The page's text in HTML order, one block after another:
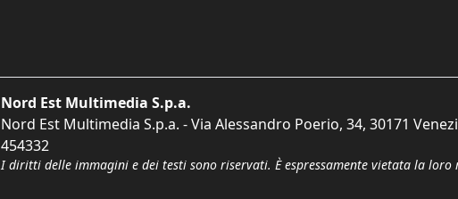
Nord Est Multimedia S.p.a.
Nord Est Multimedia S.p.a. - Via Alessandro Poerio, 34, 30171
454332
I diritti delle immagini e dei testi sono riservati. È espressamente vietata la